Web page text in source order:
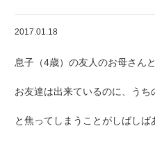
2017.01.18
息子（4歳）の友人のお母さん
お友達は出来ているのに、うち
と焦ってしまうことがしばしば